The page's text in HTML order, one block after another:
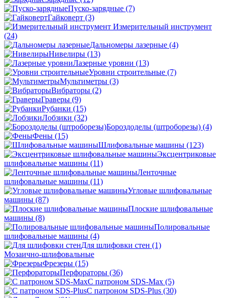
Пуско-зарядные (7)
Гайковерт (3)
Измерительный инструмент
(24)
Дальномеры лазерные (4)
Нивелиры (13)
Лазерные уровни (13)
Уровни строительные (7)
Мультиметры (3)
Вибраторы (2)
Граверы (9)
Рубанки (15)
Лобзики (32)
Бороздоделы (штроборезы) (4)
Фены (15)
Шлифовальные машины (123)
Эксцентриковые
шлифовальные машины (11)
Ленточные
шлифовальные машины (11)
Угловые шлифовальные
машины (87)
Плоские шлифовальные
машины (8)
Полировальные
шлифовальные машины (4)
Для шлифовки стен (1)
Мозаично-шлифовальные
Фрезеры (15)
Перфораторы (36)
С патроном SDS-Max (5)
С патроном SDS-Plus (30)